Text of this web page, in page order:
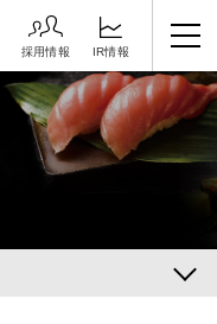
採用情報 IR情報